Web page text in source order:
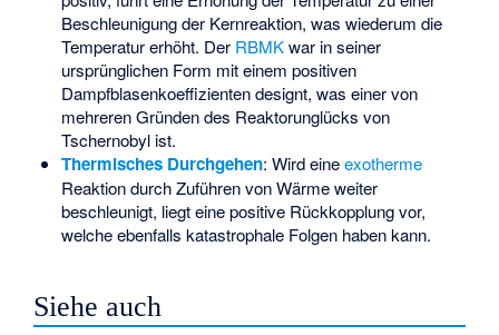
Beschleunigung der Kernreaktion, was wiederum die
Temperatur erhöht. Der RBMKwar in seiner
ursprünglichen Form mit einem positiven
Dampfblasenkoeffizienten designt, was einer von
mehreren Gründen des Reaktorunglücks von
Tschernobylist.
Thermisches Durchgehen: Wird eineexotherme
Reaktion durch Zuführen von Wärme weiter
beschleunigt, liegt eine positive Rückkopplung vor,
welche ebenfalls katastrophale Folgen haben kann.
Siehe auch